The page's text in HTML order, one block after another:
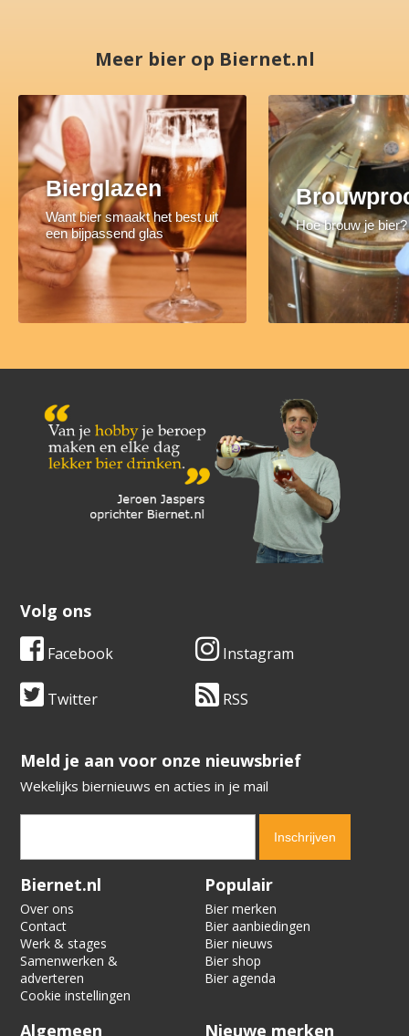
Meer bier op Biernet.nl
Bierglazen
Want bier smaakt het best uit
een bijpassend glas
Hoe brouw je bier?
Volg ons
Facebook Instagram
Twitter RSS
​​​​​​​Meld je aan voor onze nieuwsbrief
Wekelijks biernieuws en acties in je mail
Verification code:
Biernet.nl
Over ons
Contact
Werk & stages
Samenwerken &
adverteren
Cookie instellingen
Populair
Bier merken
Bier aanbiedingen
Bier nieuws
Bier shop
Bier agenda
Algemeen Nieuwe merken